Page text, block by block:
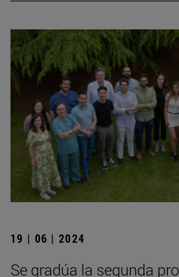
19 | 06 | 2024
Se gradúa la segunda